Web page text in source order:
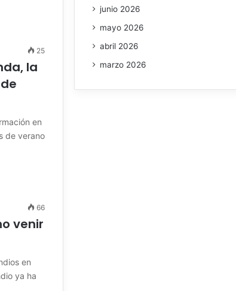
25
la
en
de verano
66
venir
en
ya ha
junio 2026
mayo 2026
abril 2026
marzo 2026